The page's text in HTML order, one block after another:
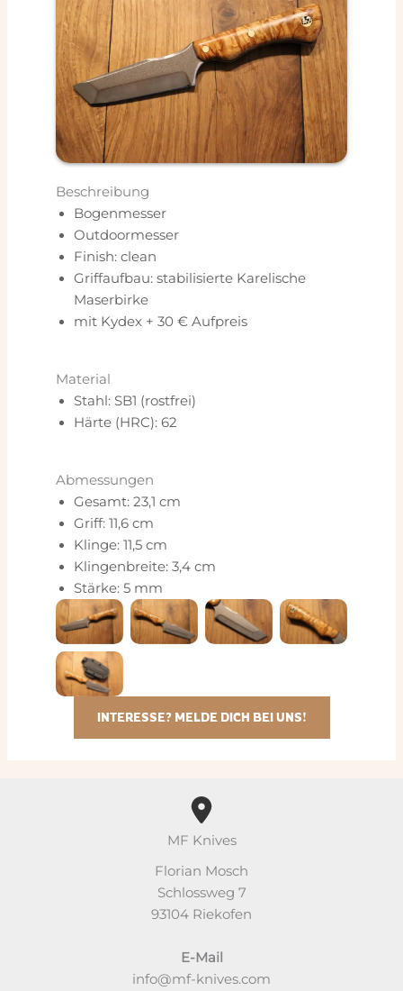
Beschreibung
Bogenmesser
Outdoormesser
Finish: clean
Griffaufbau: stabilisierte Karelische
Maserbirke
mit Kydex + 30 € Aufpreis
Material
Stahl: SB1 (rostfrei)
Härte (HRC): 62
Abmessungen
Gesamt: 23,1 cm
Griff: 11,6 cm
Klinge: 11,5 cm
Klingenbreite: 3,4 cm
Stärke: 5 mm
INTERESSE? MELDE DICH BEI UNS!
MF Knives
Florian Mosch
Schlossweg 7
93104 Riekofen
E-Mail
info@mf-knives.com